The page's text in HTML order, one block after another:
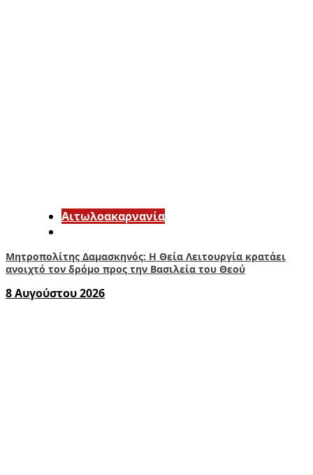
Αιτωλοακαρνανία
Μητροπολίτης Δαμασκηνός: Η Θεία Λειτουργία κρατάει
ανοιχτό τον δρόμο προς την Βασιλεία του Θεού
8 Αυγούστου 2026